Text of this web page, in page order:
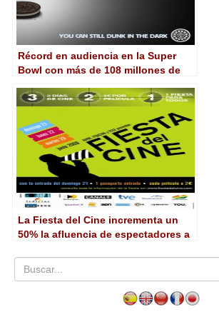
Récord en audiencia en la Super
Bowl con más de 108 millones de
La Fiesta del Cine incrementa un
50% la afluencia de espectadores a